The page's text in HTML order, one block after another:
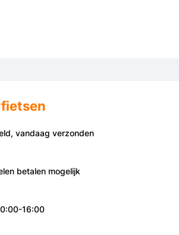
vandaag verzonden
betalen mogelijk
16:00